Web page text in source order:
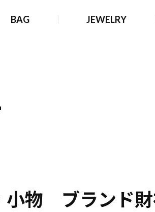
BAG JEWELRY
小物 ブランド